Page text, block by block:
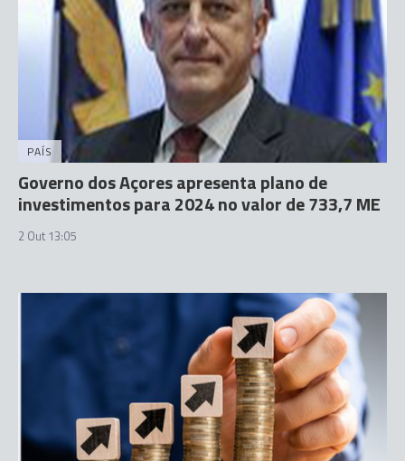
PAÍS
Governo dos Açores apresenta plano de
investimentos para 2024 no valor de 733,7 ME
2 Out 13:05